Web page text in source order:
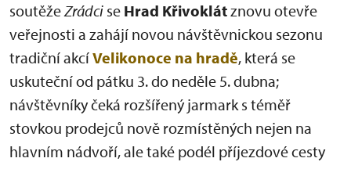
soutěžeZrádci se Hrad Křivoklátznovu otevře
veřejnosti a zahájí novou návštěvnickou sezonu
tradiční akcíVelikonoce na hradě, která se
uskuteční od pátku 3. do neděle 5. dubna;
návštěvníky čeká rozšířený jarmark s téměř
stovkou prodejců nově rozmístěných nejen na
hlavním nádvoří, ale také podél příjezdové cesty